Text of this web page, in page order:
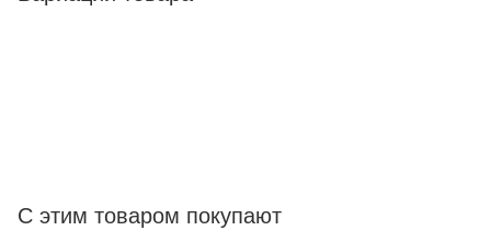
С этим товаром покупают